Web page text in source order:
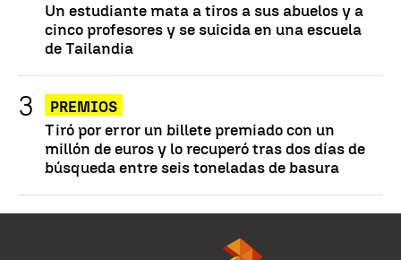
Un estudiante mata a tiros a sus abuelos y a
cinco profesores y se suicida en una escuela
de Tailandia
PREMIOS
Tiró por error un billete premiado con un
millón de euros y lo recuperó tras dos días de
búsqueda entre seis toneladas de basura